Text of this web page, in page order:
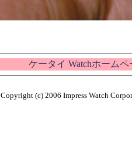
ケータイ Watchホームペ
Copyright (c) 2006 Impress Watch